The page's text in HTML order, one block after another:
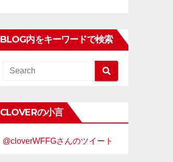
BLOG内をキーワードで検索
CLOVERの小言
@cloverWFFGさんのツイート